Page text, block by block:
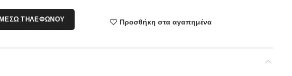
ΤΗΛΕΦΩΝΟΥ Προσθήκη στα αγαπημένα